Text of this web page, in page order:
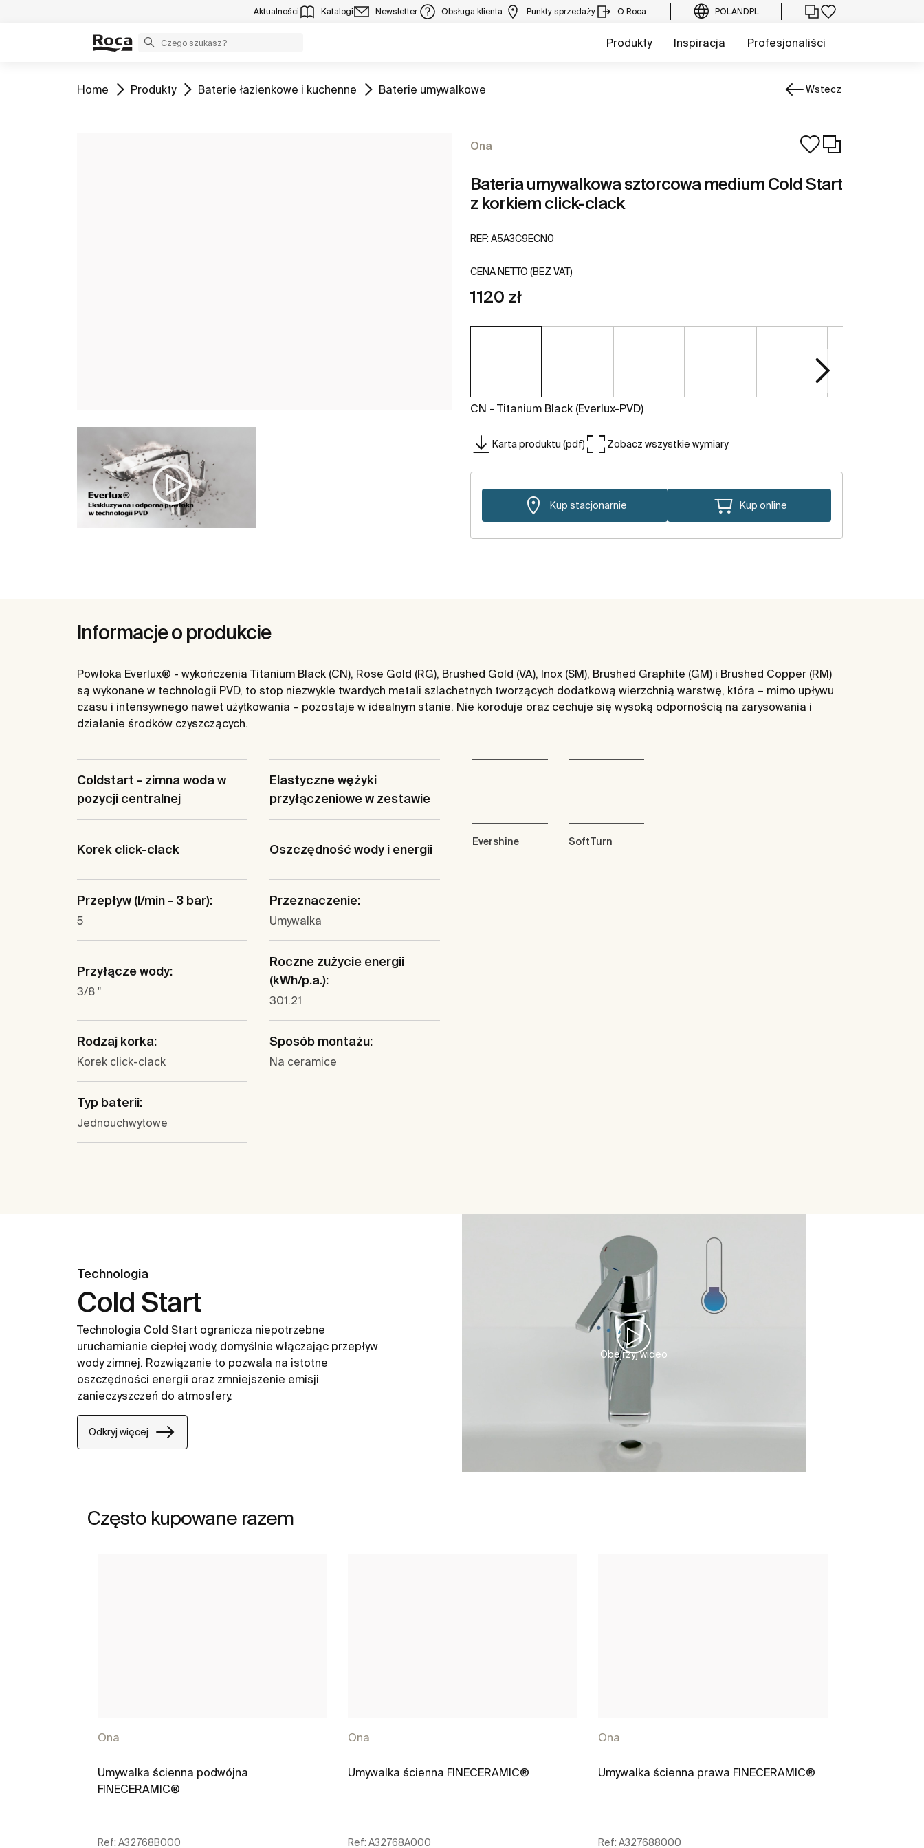
Aktualności Katalogi Newsletter Obsługa klienta Punkty sprzedaży O Roca POLANDPL
Produkty Inspiracja Profesjonaliści
Zobacz
Home Zobacz
Produkty Zobacz
Baterie łazienkowe i kuchenne Zobacz
Baterie umywalkowe Wstecz
Ona
Bateria umywalkowa sztorcowa medium Cold Start
z korkiem click-clack
REF: A5A3C9ECN0
CENA NETTO (BEZ VAT)
1120 zł
CN - Titanium Black (Everlux-PVD)
Karta produktu (pdf) Zobacz wszystkie wymiary
Kup stacjonarnie Kup online
Informacje o produkcie
Powłoka Everlux® - wykończenia Titanium Black (CN), Rose Gold (RG), Brushed Gold (VA), Inox (SM), Brushed Graphite (GM) i Brushed Copper (RM)
są wykonane w technologii PVD, to stop niezwykle twardych metali szlachetnych tworzących dodatkową wierzchnią warstwę, która – mimo upływu
czasu i intensywnego nawet użytkowania – pozostaje w idealnym stanie. Nie koroduje oraz cechuje się wysoką odpornością na zarysowania i
działanie środków czyszczących.
Coldstart - zimna woda w
pozycji centralnej
Elastyczne wężyki
przyłączeniowe w zestawie
Korek click-clack Oszczędność wody i energii
Przepływ (l/min - 3 bar):
5
Przeznaczenie:
Umywalka
Przyłącze wody:
3/8 "
Roczne zużycie energii
(kWh/p.a.):
301.21
Rodzaj korka:
Korek click-clack
Sposób montażu:
Na ceramice
Typ baterii:
Jednouchwytowe
Evershine SoftTurn
Technologia
Cold Start
Technologia Cold Start ogranicza niepotrzebne
uruchamianie ciepłej wody, domyślnie włączając przepływ
wody zimnej. Rozwiązanie to pozwala na istotne
oszczędności energii oraz zmniejszenie emisji
zanieczyszczeń do atmosfery.
Odkryj więcej
Obejrzyj wideo
Często kupowane razem
Ona
Umywalka ścienna podwójna
FINECERAMIC®
Ref: A32768B000
Ona
Umywalka ścienna FINECERAMIC®
Ref: A32768A000
Ona
Umywalka ścienna prawa FINECERAMIC®
Ref: A327688000